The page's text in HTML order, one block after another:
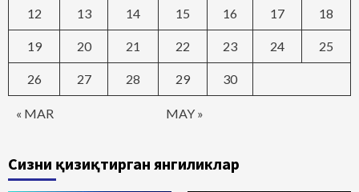
« MAR MAY »
12 13 14 15 16 17 18
19 20 21 22 23 24 25
26 27 28 29 30
Сизни қизиқтирган янгиликлар